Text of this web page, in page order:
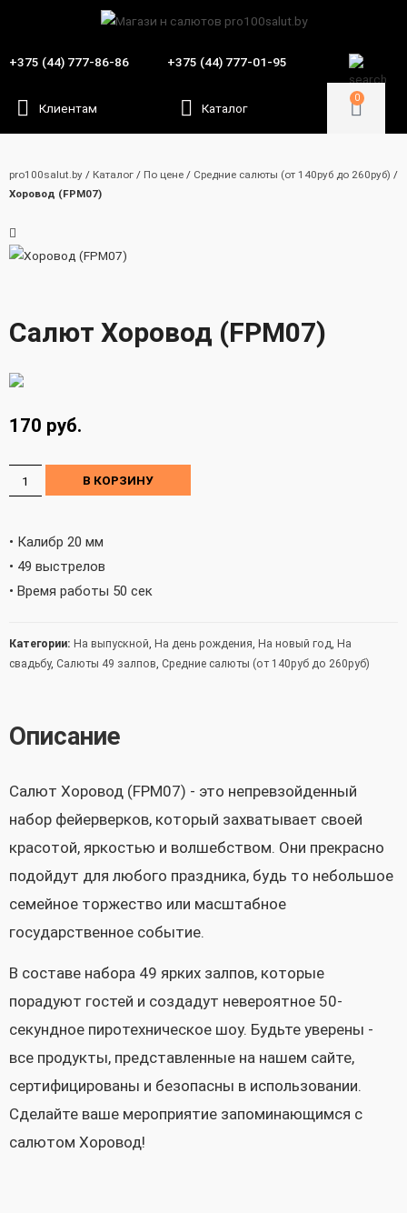
+375 (44) 777-86-86 +375 (44) 777-01-95
0
pro100salut.by / Каталог / По цене / Средние салюты (от 140руб до 260руб) /
Хоровод (FPM07)
Салют Хоровод (FPM07)
170 руб.
В КОРЗИНУ
• Калибр 20 мм
• 49 выстрелов
• Время работы 50 сек
Категории: На выпускной, На день рождения, На новый год, На
свадьбу, Салюты 49 залпов, Средние салюты (от 140руб до 260руб)
Описание
Салют Хоровод (FPM07) - это непревзойденный
набор фейерверков, который захватывает своей
красотой, яркостью и волшебством. Они прекрасно
подойдут для любого праздника, будь то небольшое
семейное торжество или масштабное
государственное событие.
В составе набора 49 ярких залпов, которые
порадуют гостей и создадут невероятное 50-
секундное пиротехническое шоу. Будьте уверены -
все продукты, представленные на нашем сайте,
сертифицированы и безопасны в использовании.
Сделайте ваше мероприятие запоминающимся с
салютом Хоровод!